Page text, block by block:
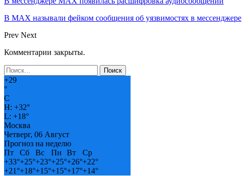
В МAX называли фейком сообщения об уязвимостях в мессенджере
Prev Next
Комментарии закрыты.
+29
°
C
H: +32°
L: +18°
Москва
Четверг, 06 Август
Прогноз на неделю
Пт
Сб Вс Пн Вт
Ср
+33°+25°+23°+25°+26°+22°
+21°+18°+15°+15°+17°+14°